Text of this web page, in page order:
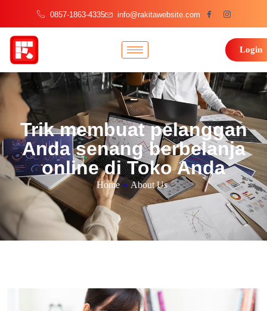
0857-1863-4335 info@rakitawebsite.com
Login
Trik membuat pelanggan
Anda senang berbelanja
online di Toko Anda
Home » About Us